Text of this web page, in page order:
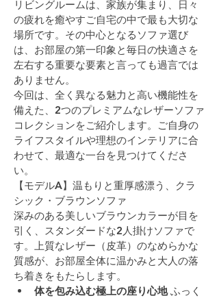
リビングルームは、家族が集まり、日々
の疲れを癒やすご自宅の中で最も大切な
場所です。その中心となるソファ選び
は、お部屋の第一印象と毎日の快適さを
左右する重要な要素と言っても過言では
ありません。
今回は、全く異なる魅力と高い機能性を
備えた、2つのプレミアムなレザーソファ
コレクションをご紹介します。ご自身の
ライフスタイルや理想のインテリアに合
わせて、最適な一台を見つけてくださ
い。
【モデルA】温もりと重厚感漂う、クラ
シック・ブラウンソファ
深みのある美しいブラウンカラーが目を
引く、スタンダードな2人掛けソファで
す。上質なレザー（皮革）のなめらかな
質感が、お部屋全体に温かみと大人の落
ち着きをもたらします。
体を包み込む極上の座り心地 ふっく